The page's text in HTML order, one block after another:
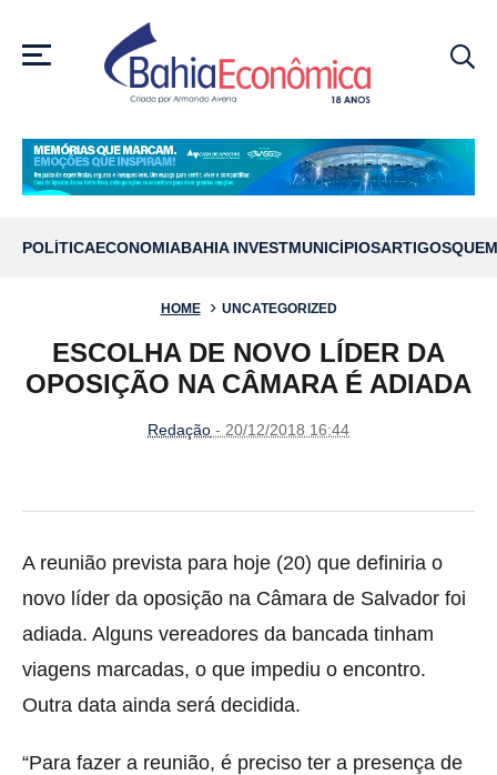
MENU
POLÍTICAECONOMIABAHIA INVESTMUNICÍPIOSARTIGOS
HOME UNCATEGORIZED
ESCOLHA DE NOVO LÍDER DA
OPOSIÇÃO NA CÂMARA É ADIADA
Redação - 20/12/2018 16:44
A reunião prevista para hoje (20) que definiria o
novo líder da oposição na Câmara de Salvador foi
adiada. Alguns vereadores da bancada tinham
viagens marcadas, o que impediu o encontro.
Outra data ainda será decidida.
“Para fazer a reunião, é preciso ter a presença de